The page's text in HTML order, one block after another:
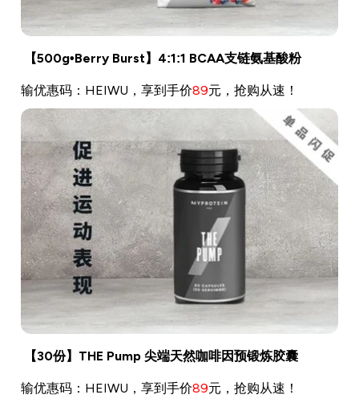
【500g•Berry Burst】4:1:1 BCAA支链氨基酸粉
输优惠码：HEIWU，享到手价89元，抢购从速！
【30份】THE Pump 尖端天然咖啡因预锻炼胶囊
输优惠码：HEIWU，享到手价89元，抢购从速！